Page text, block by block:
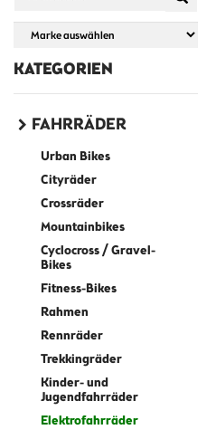
KATEGORIEN
FAHRRÄDER
Urban Bikes
Cityräder
Crossräder
Mountainbikes
Cyclocross / Gravel-
Bikes
Fitness-Bikes
Rahmen
Rennräder
Trekkingräder
Kinder- und
Jugendfahrräder
Elektrofahrräder